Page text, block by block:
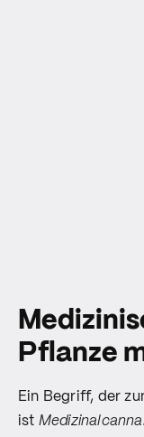
Pflanze
Ein Begriff, der
ist